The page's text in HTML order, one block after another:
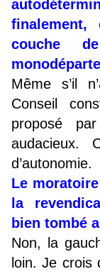
finalement,
couche
Même s’il
Conseil
proposé
audacieux.
d’autonomie.
Le
la
bien tombé
Non, la
loin. Je crois